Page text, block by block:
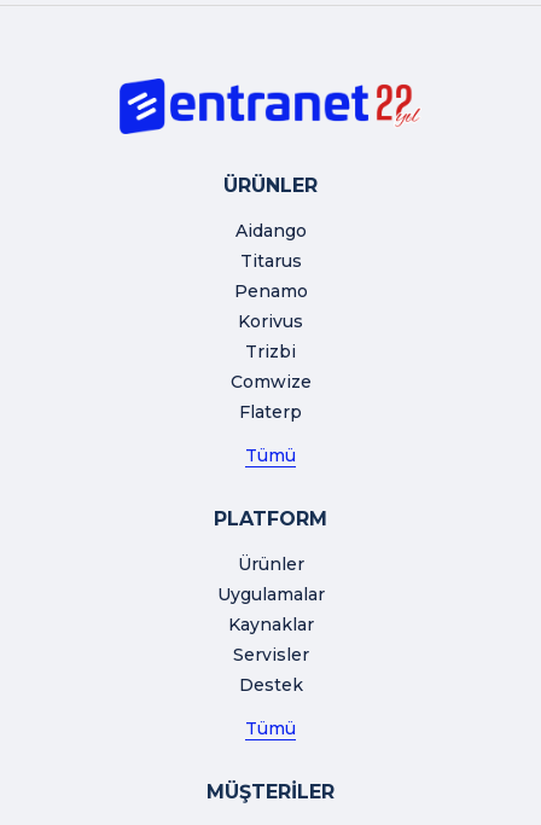
ÜRÜNLER
Aidango
Titarus
Penamo
Korivus
Trizbi
Comwize
Flaterp
Tümü
PLATFORM
Ürünler
Uygulamalar
Kaynaklar
Servisler
Destek
Tümü
MÜŞTERİLER